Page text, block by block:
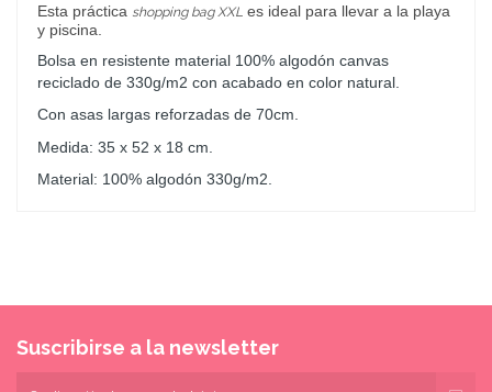
Esta práctica shopping bag XXL es ideal para llevar a la playa
y piscina.
Bolsa en resistente material 100% algodón canvas
reciclado de 330g/m2 con acabado en color natural.
Con asas largas reforzadas de 70cm.
Medida: 35 x 52 x 18 cm.
Material: 100% algodón 330g/m2.
Suscribirse a la newsletter